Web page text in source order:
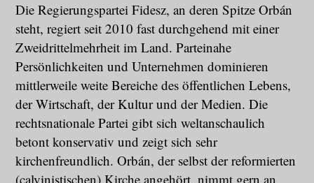
Die Regierungspartei Fidesz, an deren Spitze Orbán
steht, regiert seit 2010 fast durchgehend mit einer
Zweidrittelmehrheit im Land. Parteinahe
Persönlichkeiten und Unternehmen dominieren
mittlerweile weite Bereiche des öffentlichen Lebens,
der Wirtschaft, der Kultur und der Medien. Die
rechtsnationale Partei gibt sich weltanschaulich
betont konservativ und zeigt sich sehr
kirchenfreundlich. Orbán, der selbst der reformierten
(calvinistischen) Kirche angehört, nimmt gern an